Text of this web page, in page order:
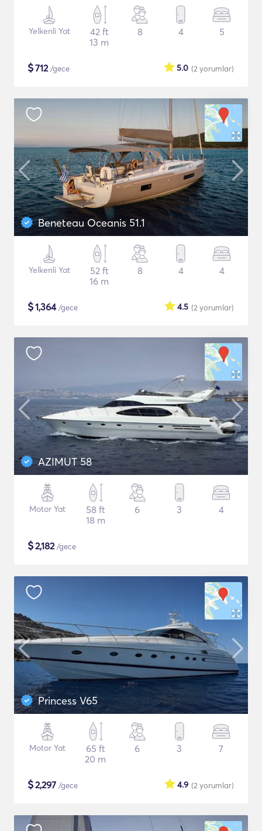
Yelkenli Yat
42 ft
13 m
8 4 5
$712/gece (2 yorumlar)
5.0
Beneteau Oceanis 51.1
Yelkenli Yat
52 ft
16 m
8 4 4
$1,364/gece (2 yorumlar)
4.5
AZIMUT 58
Motor Yat
58 ft
18 m
6 3 4
$2,182/gece
Princess V65
Motor Yat
65 ft
20 m
6 3 7
$2,297 /gece (2 yorumlar)
4.9